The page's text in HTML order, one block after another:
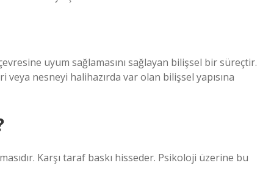
uyum sağlamasını sağlayan bilişsel bir süreçtir.
veya nesneyi halihazırda var olan bilişsel yapısına
Karşı taraf baskı hisseder. Psikoloji üzerine bu